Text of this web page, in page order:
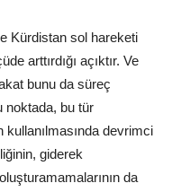
Kürdistan sol hareketi
arttırdığı açıktır. Ve
bunu da süreç
noktada, bu tür
devrimci
giderek
da